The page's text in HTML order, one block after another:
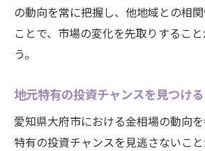
の動向を常に把握し、他地域との相
ことで、市場の変化を先取りするこ
う。
地元特有の投資チャンスを見つける
愛知県大府市における金相場の動向
特有の投資チャンスを見逃さないこ